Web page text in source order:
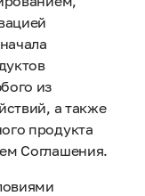
из
а также
продукта
Соглашения.